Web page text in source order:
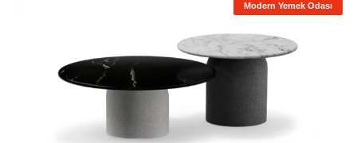
Modern Yemek Odası